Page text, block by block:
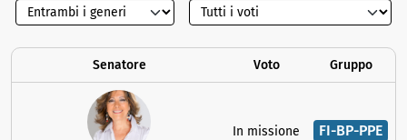
Senatore Voto Gruppo
In missione FI-BP-PPE